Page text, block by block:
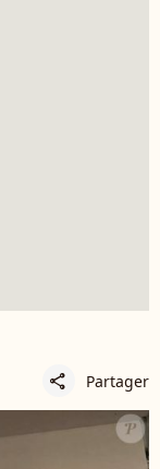
share Partager